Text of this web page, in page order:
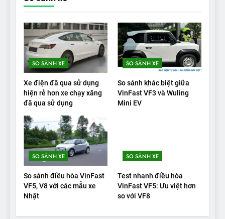
SO SÁNH XE
Xe điện đã qua sử dụng
hiện rẻ hơn xe chạy xăng
đã qua sử dụng
SO SÁNH XE
So sánh khác biệt giữa
VinFast VF3 và Wuling
Mini EV
SO SÁNH XE
So sánh điều hòa VinFast
VF5, V8 với các mẫu xe
Nhật
SO SÁNH XE
Test nhanh điều hòa
VinFast VF5: Ưu việt hơn
so với VF8
VinFast VF9 có gì để cạnh
tranh với các xe xăng cùng
tầm giá?
ĐÁNH GIÁ XE
20
Đánh giá: Người đam mê xe
điện Hyundai Ioniq 5 N 2025
1
Xe tốt nhất để mua năm
2025: Green Car Reports
nêu tên 5 người vào chung
kết – Mỹ
ĐÁNH GIÁ XE